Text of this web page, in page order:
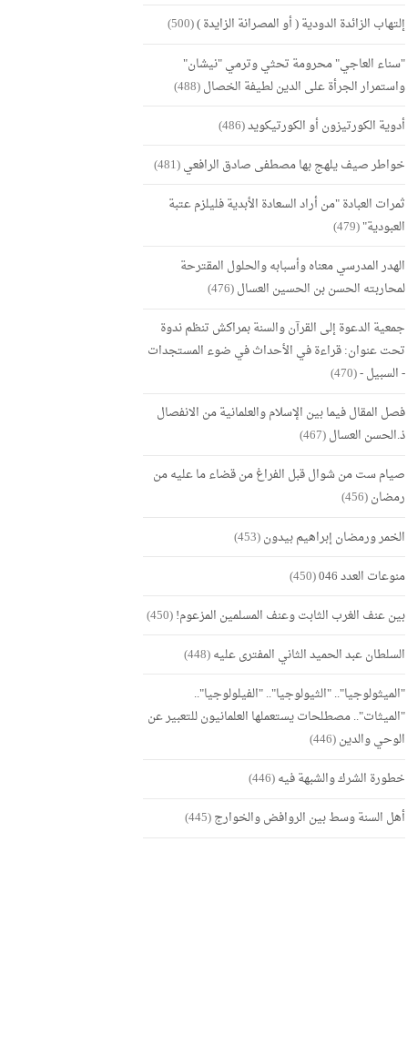
إلتهاب الزائدة الدودية ( أو المصرانة الزايدة )(500)
"سناء العاجي" محرومة تحثي وترمي "نيشان"
واستمرار الجرأة على الدين لطيفة الخصال(488)
أدوية الكورتيزون أو الكورتيكويد(486)
خواطر صيف يلهج بها مصطفى صادق الرافعي(481)
ثمرات العبادة "من أراد السعادة الأبدية فليلزم عتبة
العبودية"(479)
الهدر المدرسي معناه وأسبابه والحلول المقترحة
لمحاربته الحسن بن الحسين العسال(476)
جمعية الدعوة إلى القرآن والسنة بمراكش تنظم ندوة
تحت عنوان: قراءة في الأحداث في ضوء المستجدات
- السبيل -(470)
فصل المقال فيما بين الإسلام والعلمانية من الانفصال
ذ.الحسن العسال(467)
صيام ست من شوال قبل الفراغ من قضاء ما عليه من
رمضان(456)
الخمر ورمضان إبراهيم بيدون(453)
منوعات العدد 046
(450)
بين عنف الغرب الثابت وعنف المسلمين المزعوم!(450)
السلطان عبد الحميد الثاني المفترى عليه(448)
"الميثولوجيا".. "الثيولوجيا".. "الفيلولوجيا"..
"الميثات".. مصطلحات يستعملها العلمانيون للتعبير عن
الوحي والدين(446)
خطورة الشرك والشبهة فيه(446)
أهل السنة وسط بين الروافض والخوارج(445)